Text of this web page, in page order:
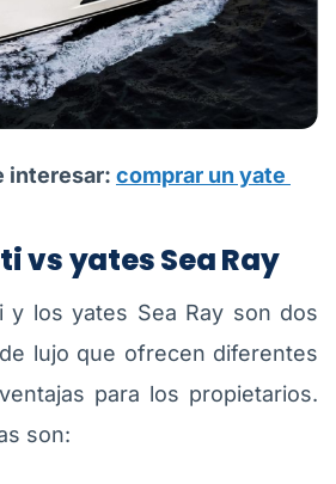
interesar: comprar un yate
vs yates Sea Ray
y los yates Sea Ray son dos
lujo que ofrecen diferentes
para los propietarios.
son: